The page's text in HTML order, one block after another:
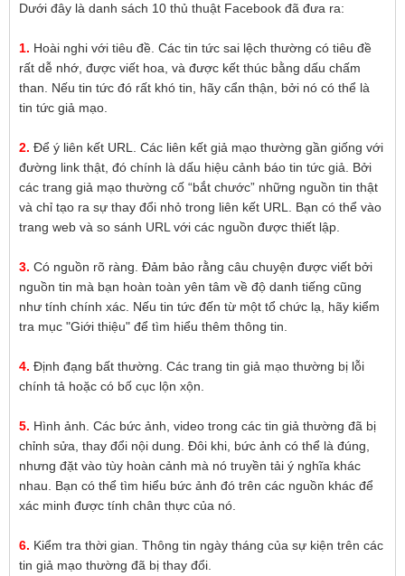
Dưới đây là danh sách 10 thủ thuật Facebook đã đưa ra:
1. Hoài nghi với tiêu đề. Các tin tức sai lệch thường có tiêu đề
rất dễ nhớ, được viết hoa, và được kết thúc bằng dấu chấm
than. Nếu tin tức đó rất khó tin, hãy cẩn thận, bởi nó có thể là
tin tức giả mạo.
2. Để ý liên kết URL. Các liên kết giả mạo thường gần giống với
đường link thật, đó chính là dấu hiệu cảnh báo tin tức giả. Bởi
các trang giả mạo thường cố “bắt chước” những nguồn tin thật
và chỉ tạo ra sự thay đổi nhỏ trong liên kết URL. Bạn có thể vào
trang web và so sánh URL với các nguồn được thiết lập.
3.Có nguồn rõ ràng. Đảm bảo rằng câu chuyện được viết bởi
nguồn tin mà bạn hoàn toàn yên tâm về độ danh tiếng cũng
như tính chính xác. Nếu tin tức đến từ một tổ chức lạ, hãy kiểm
tra mục "Giới thiệu" để tìm hiểu thêm thông tin.
4.Định đạng bất thường. Các trang tin giả mạo thường bị lỗi
chính tả hoặc có bố cục lộn xộn.
5. Hình ảnh. Các bức ảnh, video trong các tin giả thường đã bị
chỉnh sửa, thay đổi nội dung. Đôi khi, bức ảnh có thể là đúng,
nhưng đặt vào tùy hoàn cảnh mà nó truyền tải ý nghĩa khác
nhau. Bạn có thể tìm hiểu bức ảnh đó trên các nguồn khác để
xác minh được tính chân thực của nó.
6. Kiểm tra thời gian. Thông tin ngày tháng của sự kiện trên các
tin giả mạo thường đã bị thay đổi.